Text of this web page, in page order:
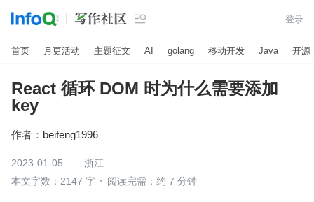
 登录
首页 月更活动 主题征文 AI golang 移动开发 Java 开源
React 循环 DOM 时为什么需要添加
key
作者： beifeng1996
2023-01-05
浙江
本文字数：2147 字
阅读完需：约 7 分钟